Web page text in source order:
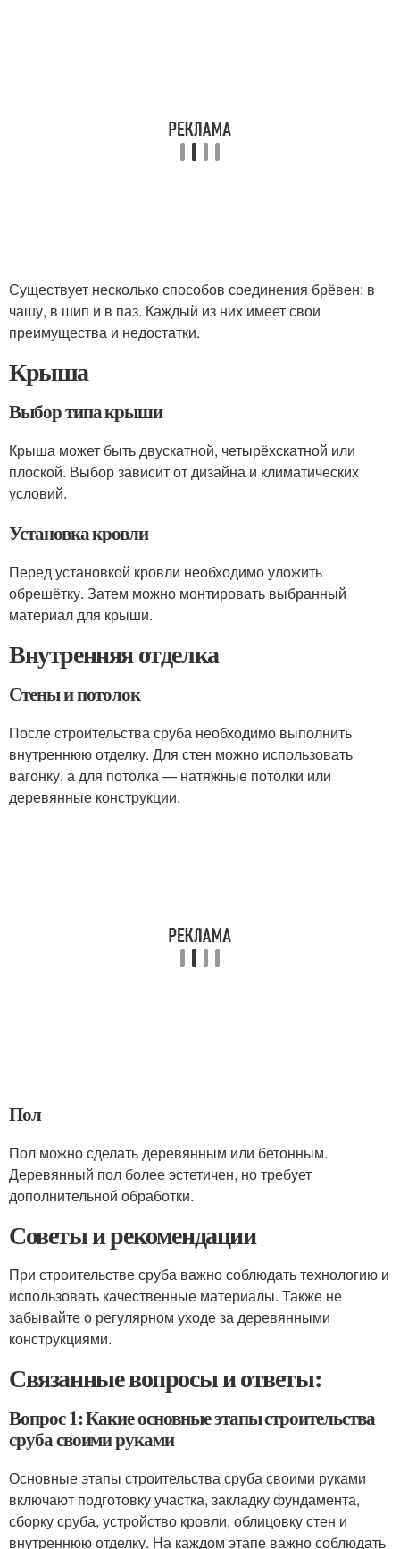
Существует несколько способов соединения брёвен: в
чашу, в шип и в паз. Каждый из них имеет свои
преимущества и недостатки.
Крыша
Выбор типа крыши
Крыша может быть двускатной, четырёхскатной или
плоской. Выбор зависит от дизайна и климатических
условий.
Установка кровли
Перед установкой кровли необходимо уложить
обрешётку. Затем можно монтировать выбранный
материал для крыши.
Внутренняя отделка
Стены и потолок
После строительства сруба необходимо выполнить
внутреннюю отделку. Для стен можно использовать
вагонку, а для потолка — натяжные потолки или
деревянные конструкции.
Пол
Пол можно сделать деревянным или бетонным.
Деревянный пол более эстетичен, но требует
дополнительной обработки.
Советы и рекомендации
При строительстве сруба важно соблюдать технологию и
использовать качественные материалы. Также не
забывайте о регулярном уходе за деревянными
конструкциями.
Связанные вопросы и ответы:
Вопрос 1: Какие основные этапы строительства
сруба своими руками
Основные этапы строительства сруба своими руками
включают подготовку участка, закладку фундамента,
сборку сруба, устройство кровли, облицовку стен и
внутреннюю отделку. На каждом этапе важно соблюдать